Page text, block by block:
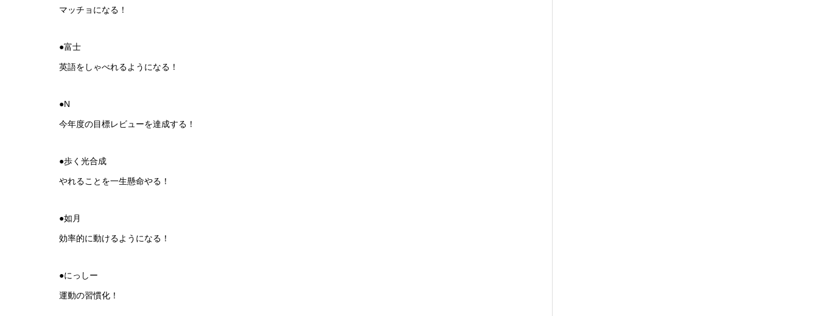
マッチョになる！
●富士
英語をしゃべれるようになる！
●N
今年度の目標レビューを達成する！
●歩く光合成
やれることを一生懸命やる！
●如月
効率的に動けるようになる！
●にっしー
運動の習慣化！